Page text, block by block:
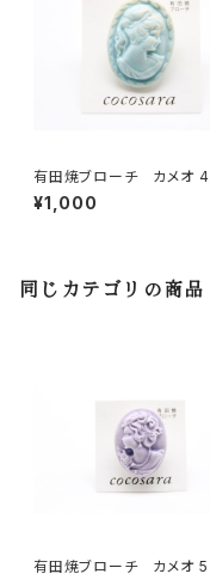
有田焼ブローチ カメオ 4
¥1,000
同じカテゴリの商品
有田焼ブローチ カメオ 5